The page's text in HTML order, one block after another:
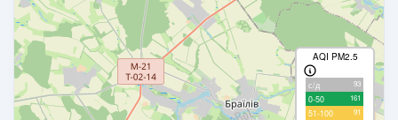
AQI PM2.5
с/д 93
0-50 161
51-100 91